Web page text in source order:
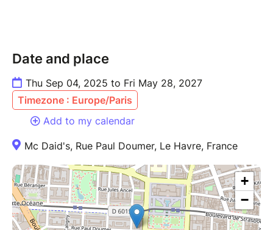
Date and place
Thu Sep 04, 2025 to Fri May 28, 2027
Timezone : Europe/Paris
Add to my calendar
Mc Daid's, Rue Paul Doumer, Le Havre, France
+
−